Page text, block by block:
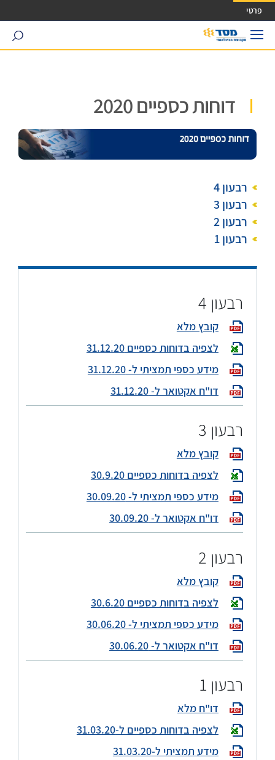
גישה ישירה לכפתור כניסה לחשבונך
פרטי
search
דוחות כספיים 2020
רבעון 4
רבעון 3
רבעון 2
רבעון 1
רבעון 4
קובץ מלא
לצפיה בדוחות כספיים 31.12.20
מידע כספי תמציתי ל- 31.12.20
דו"ח אקטואר ל- 31.12.20
רבעון 3
קובץ מלא
לצפיה בדוחות כספיים 30.9.20
מידע כספי תמציתי ל- 30.09.20
דו"ח אקטואר ל- 30.09.20
רבעון 2
קובץ מלא
לצפיה בדוחות כספיים 30.6.20
מידע כספי תמציתי ל- 30.06.20
דו"ח אקטואר ל- 30.06.20
רבעון 1
דו"ח מלא
לצפיה בדוחות כספיים ל-31.03.20
מידע תמציתי ל-31.03.20